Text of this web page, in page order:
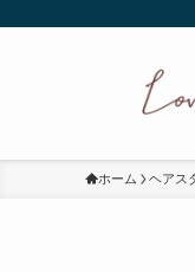
ホーム ヘアス